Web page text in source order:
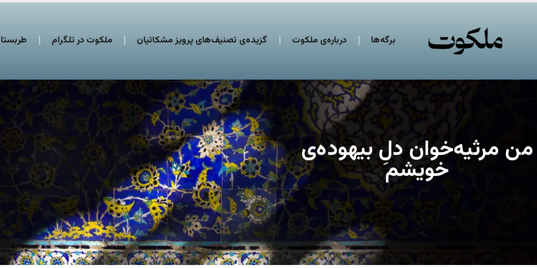
برگه‌ها درباره‌ی ملکوت گزیده‌ی تصنیف‌های پرویز مشکاتیان ملکوت در تلگرام
من مرثیه‌خوان دلِ بیهوده‌ی
خویشم